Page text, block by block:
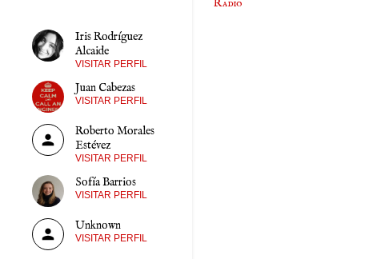
Radio
Iris Rodríguez
Alcaide
VISITAR PERFIL
Juan Cabezas
VISITAR PERFIL
Roberto Morales
Estévez
VISITAR PERFIL
Sofía Barrios
VISITAR PERFIL
Unknown
VISITAR PERFIL